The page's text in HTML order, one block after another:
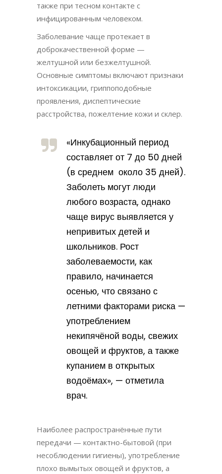
также при тесном контакте с
инфицированным человеком.
Заболевание чаще протекает в
доброкачественной форме —
желтушной или безжелтушной.
Основные симптомы включают признаки
интоксикации, гриппоподобные
проявления, диспептические
расстройства, пожелтение кожи и склер.
«Инкубационный период
составляет от 7 до 50 дней
(в среднем около 35 дней).
Заболеть могут люди
любого возраста, однако
чаще вирус выявляется у
непривитых детей и
школьников. Рост
заболеваемости, как
правило, начинается
осенью, что связано с
летними факторами риска —
употреблением
некипячёной воды, свежих
овощей и фруктов, а также
купанием в открытых
водоёмах», — отметила
врач.
Наиболее распространённые пути
передачи — контактно-бытовой (при
несоблюдении гигиены), употребление
плохо вымытых овощей и фруктов, а